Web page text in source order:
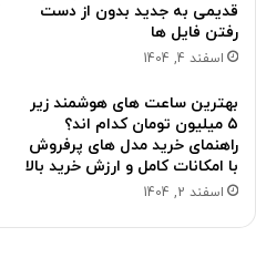
قدیمی به جدید بدون از دست
رفتن فایل ها
اسفند 4, 1404
بهترین ساعت های هوشمند زیر
۵ میلیون تومان کدام اند؟
راهنمای خرید مدل های پرفروش
با امکانات کامل و ارزش خرید بالا
اسفند 2, 1404